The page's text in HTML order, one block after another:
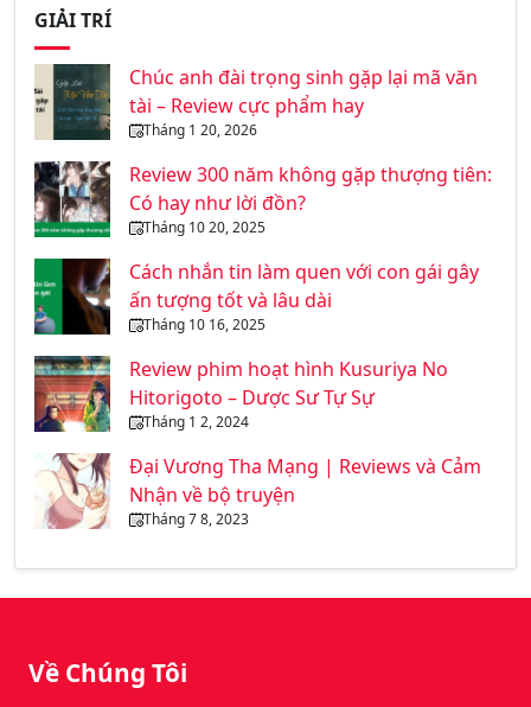
GIẢI TRÍ
Chúc anh đài trọng sinh gặp lại mã văn
tài – Review cực phẩm hay
Tháng 1 20, 2026
Review 300 năm không gặp thượng tiên:
Có hay như lời đồn?
Tháng 10 20, 2025
Cách nhắn tin làm quen với con gái gây
ấn tượng tốt và lâu dài
Tháng 10 16, 2025
Review phim hoạt hình Kusuriya No
Hitorigoto – Dược Sư Tự Sự
Tháng 1 2, 2024
Đại Vương Tha Mạng | Reviews và Cảm
Nhận về bộ truyện
Tháng 7 8, 2023
Về Chúng Tôi